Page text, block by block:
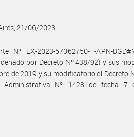
21/06/2023
Nº EX-2023-57062750- -APN-
por Decreto Nº 438/92) y sus
de 2019 y su modificatorio el Decreto
Administrativa Nº 1428 de fecha